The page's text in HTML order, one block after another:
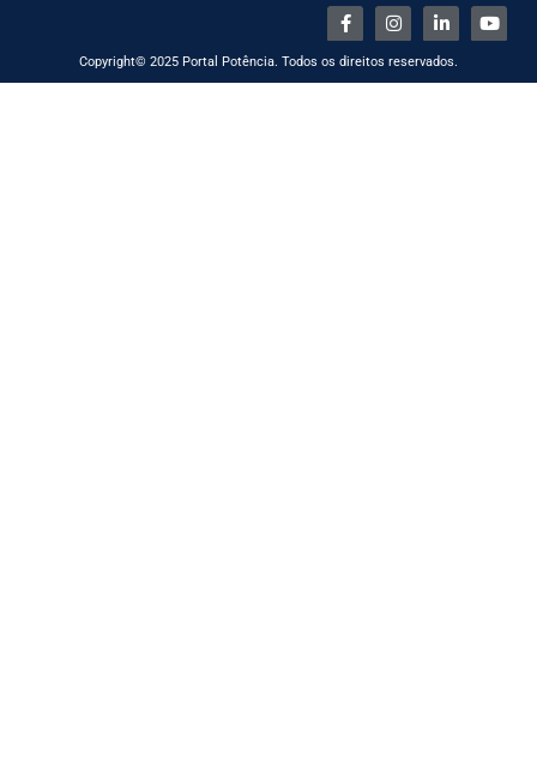
Copyright© 2025 Portal Potência. Todos os direitos reservados.